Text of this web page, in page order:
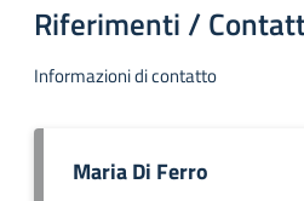
Riferimenti /
Informazioni di contatto
Maria Di Ferro